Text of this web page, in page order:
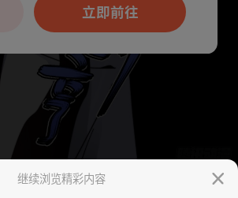
继续浏览精彩内容
户7天免费看立即前往